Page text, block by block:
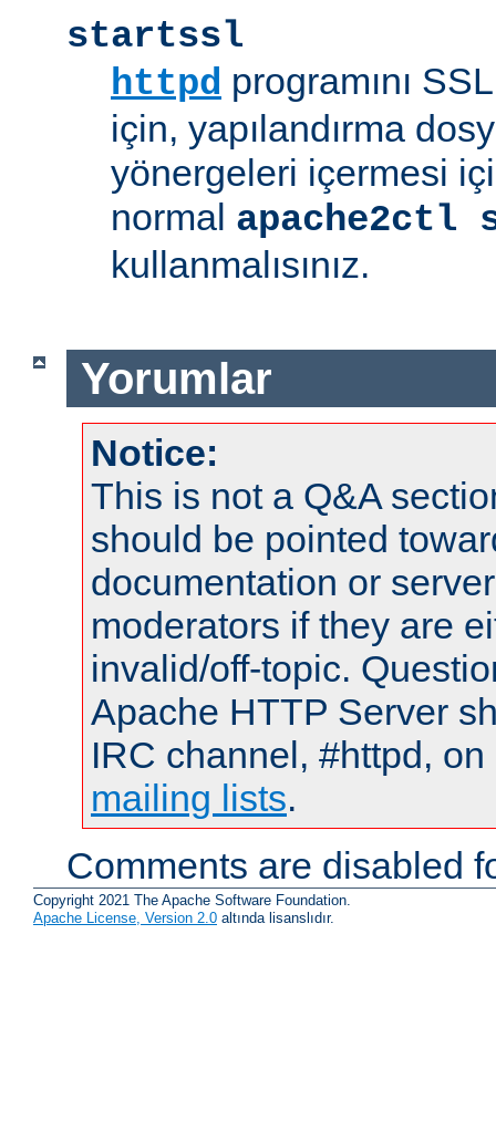
startssl
httpd programını
için, yapılandırma
yönergeleri içermesi
normal apache2ctl
kullanmalısınız.
Yorumlar
Notice:
This is not a Q&A
should be pointed
documentation or
moderators if they are
invalid/off-topic.
Apache HTTP Server
IRC channel, #httpd,
mailing lists.
Comments are disabled
Copyright 2021 The Apache Software Foundation.
Apache License, Version 2.0 altında lisanslıdır.